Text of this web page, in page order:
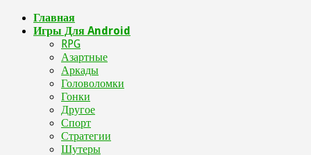
Главная
Игры Для Android
RPG
Азартные
Аркады
Головоломки
Гонки
Другое
Спорт
Стратегии
Шутеры